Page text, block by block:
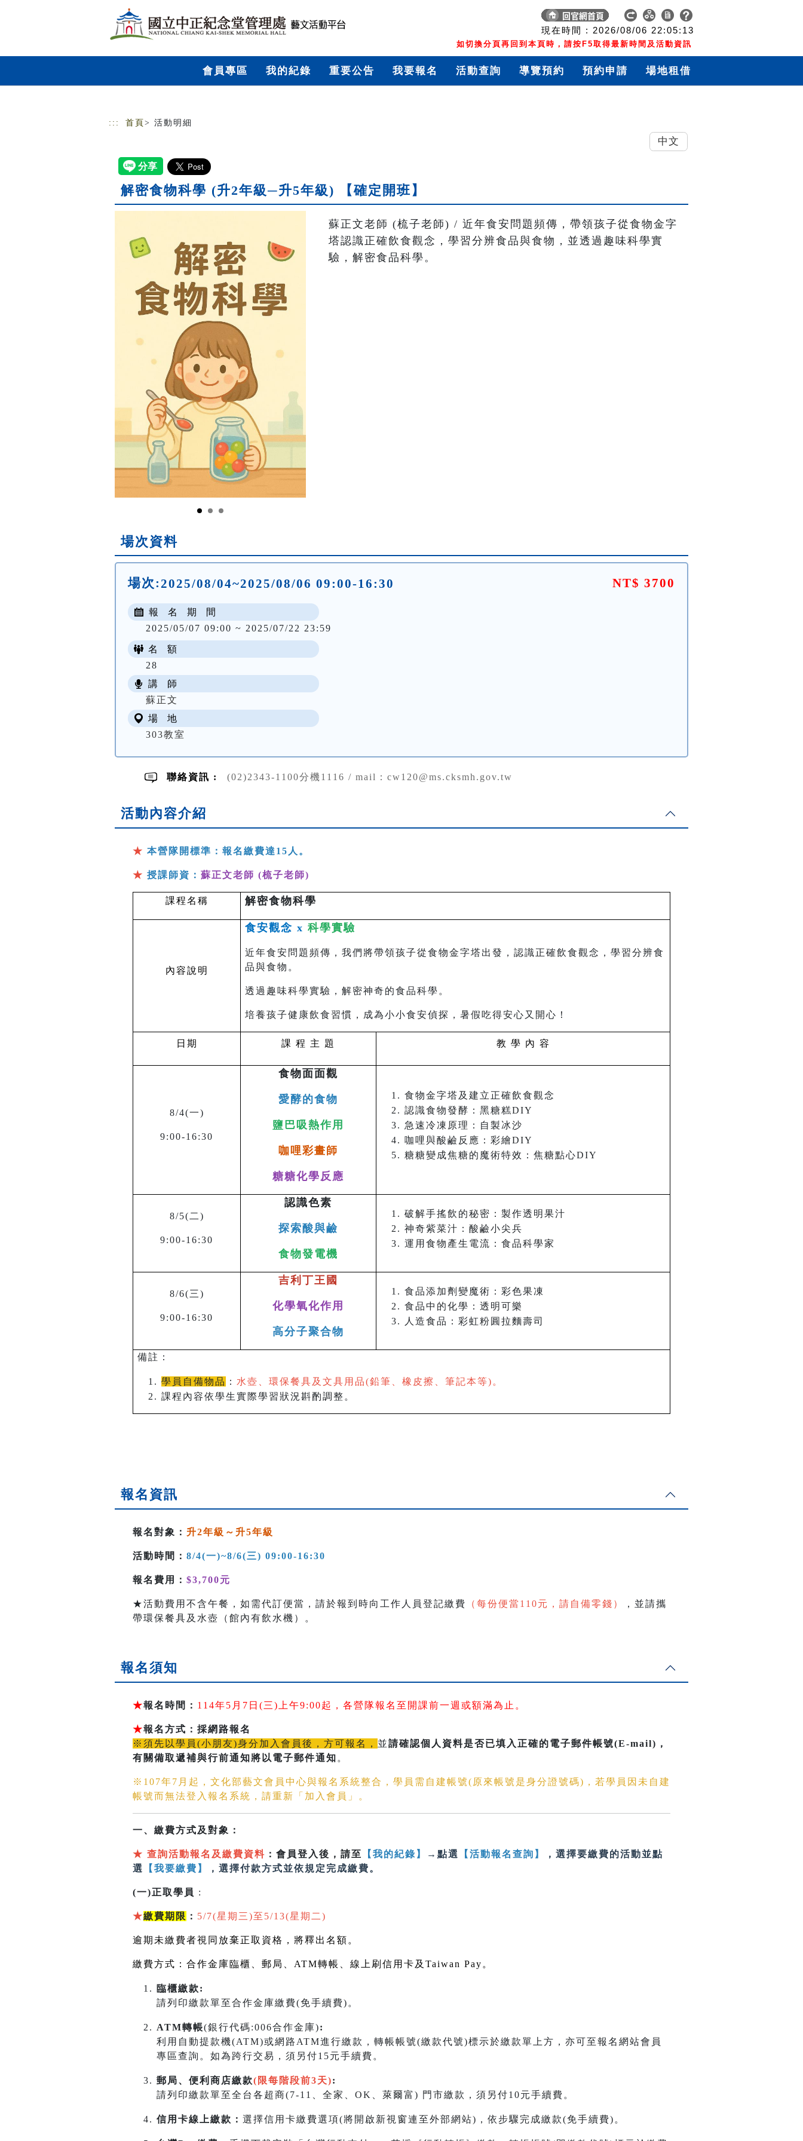
現在時間 : 2026/08/06 22:05:14
如切換分頁再回到本頁時，請按F5取得最新時間及活動資訊
會員專區 我的紀錄 重要公告 我要報名 活動查詢 導覽預約 預約申請 場地租借
::: 首頁 > 活動明細
解密食物科學 (升2年級─升5年級) 【確定開班】
蘇正文老師 (梳子老師) / 近年食安問題頻傳，帶領孩子從食物金字
塔認識正確飲食觀念，學習分辨食品與食物，並透過趣味科學實
場次資料
場次:2025/08/04~2025/08/06 09:00-16:30 NT$ 3700
報 名 期 間
2025/05/07 09:00 ~ 2025/07/22 23:59
名 額
28
講 師
蘇正文
場 地
303教室
聯絡資訊 : (02)2343-1100分機1116 / mail：cw120@ms.cksmh.gov.tw
活動內容介紹
★ 本營隊開標準：報名繳費達15人。
★ 授課師資： 蘇正文老師 (梳子老師)
課程名稱 解密食物科學
內容說明
食安觀念 x 科學實驗
近年食安問題頻傳，我們將帶領孩子從食物金字塔出發，認識正確飲食觀念，學習分辨食
品與食物。
透過趣味科學實驗，解密神奇的食品科學。
培養孩子健康飲食習慣，成為小小食安偵探，暑假吃得安心又開心！
日期 課 程 主 題 教 學 內 容
8/4(一)
9:00-16:30
食物面面觀
愛酵的食物
鹽巴吸熱作用
咖哩彩畫師
糖糖化學反應
食物金字塔及建立正確飲食觀念
認識食物發酵：黑糖糕DIY
急速冷凍原理：自製冰沙
咖哩與酸鹼反應：彩繪DIY
糖糖變成焦糖的魔術特效：焦糖點心DIY
8/5( 二)
9:00-16:30
認識色素
探索酸與鹼
食物發電機
破解手搖飲的秘密：製作透明果汁
神奇紫菜汁：酸鹼小尖兵
運用食物產生電流：食品科學家
8/6(三)
9:00-16:30
吉利丁王國
化學氧化作用
高分子聚合物
食品添加劑變魔術：彩色果凍
食品中的化學：透明可樂
人造食品：彩虹粉圓拉麵壽司
備註：
學員自備物品 ： 水壺、環保餐具及文具用品(鉛筆、橡皮擦、筆記本等)。
課程內容依學生實際學習狀況斟酌調整。
報名資訊
報名對象： 升2年級～升5年級
活動時間： 8/4(一)~8/6(三) 09:00-16:30
報名費用： $3,700元
★活動費用不含午餐，如需代訂便當，請於報到時向工作人員登記繳費 （每份便當110元，請自備零錢）
，並請攜
帶環保餐具及水壺（館內有飲水機）。
報名須知
★報名時間： 114年5月7日(三)上午9:00起，各營隊報名至開課前一週或額滿為止。
★報名方式：採網路報名
※須先以學員(小朋友)身分加入會員後，方可報名， 並請確認個人資料是否已填入正確的電子郵件帳號(E-mail) ，
有關備取遞補與行前通知將以電子郵件通知 。
※107年7月起，文化部藝文會員中心與報名系統整合，學員需自建帳號(原來帳號是身分證號碼)，若學員因未自建
帳號而無法登入報名系統，請重新「加入會員」。
一、繳費方式及對象：
★ 查詢活動報名及繳費資料 ：會員登入後，請至 【我的紀錄】 →點選 【活動報名查詢】
，選擇要繳費的活動並點
選
【我要繳費】 ，選擇付款方式並依規定完成繳費。
(一)正取學員 :
★繳費期限 ： 5/7(星期三)至5/13(星期二)
逾期未繳費者視同放棄正取資格，將釋出名額。
繳費方式：合作金庫臨櫃、郵局、 ATM轉帳、線上刷信用卡及 Taiwan Pay 。
臨櫃繳款:
請列印繳款單至合作金庫繳費(免手續費)。
ATM轉帳(銀行代碼:006合作金庫):
利用自動提款機(ATM)或網路ATM進行繳款，轉帳帳號(繳款代號)標示於繳款單上方，亦可至報名網站會員
專區查詢。如為跨行交易，須另付15元手續費。
郵局、便利商店繳款(限每階段前3天):
請列印繳款單至全台各超商(7-11、全家、OK、萊爾富) 門市繳款，須另付10元手續費。
信用卡線上繳款： 選擇信用卡繳費選項(將開啟新視窗連至外部網站)，依步驟完成繳款(免手續費)。